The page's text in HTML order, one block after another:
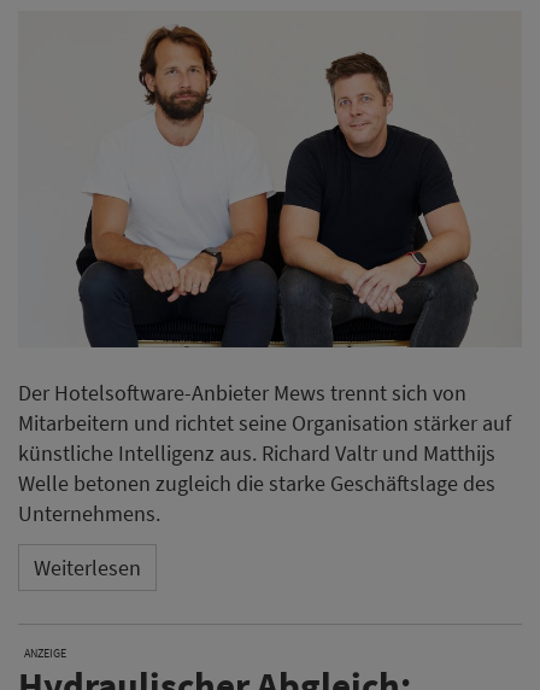
Der Hotelsoftware-Anbieter Mews trennt sich von
Mitarbeitern und richtet seine Organisation stärker auf
künstliche Intelligenz aus. Richard Valtr und Matthijs
Welle betonen zugleich die starke Geschäftslage des
Unternehmens.
Weiterlesen
ANZEIGE